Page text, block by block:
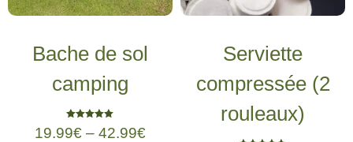
Bache de sol
camping
5.00
19.99€ – 42.99€
Serviette
compressée (2
rouleaux)